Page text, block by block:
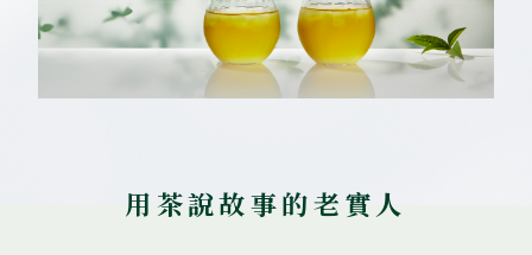
用茶說故事的老實人